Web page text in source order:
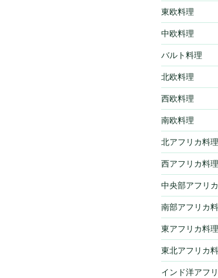
東欧料理
中欧料理
バルト料理
北欧料理
西欧料理
南欧料理
北アフリカ料理
西アフリカ料理
中央部アフリ
南部アフリカ
東アフリカ料理
東北アフリカ
インド洋アフ